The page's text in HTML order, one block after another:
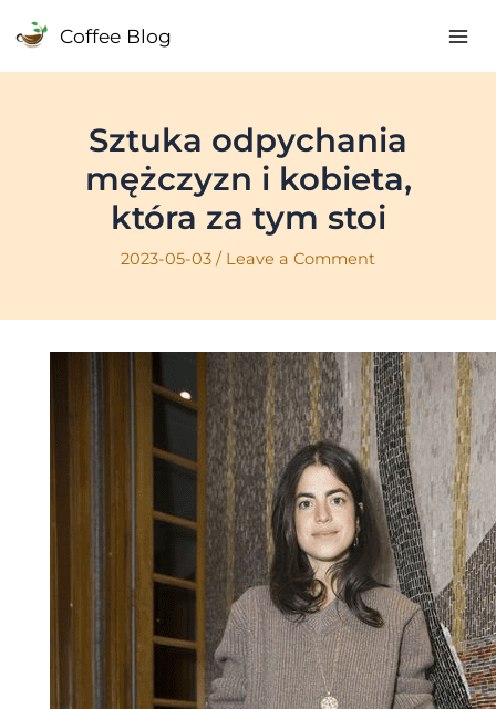
Coffee Blog
Sztuka odpychania
mężczyzn i kobieta,
która za tym stoi
2023-05-03 / Leave a Comment